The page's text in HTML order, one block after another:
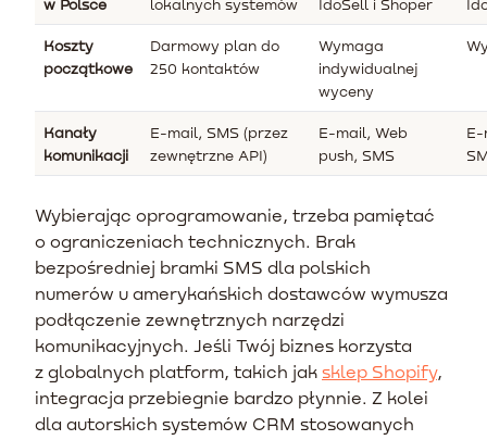
w Polsce
lokalnych systemów
IdoSell i Shoper
Koszty
początkowe
Darmowy plan do
250 kontaktów
Wymaga
indywidualnej
wyceny
Kanały
komunikacji
E-mail, SMS (przez
zewnętrzne API)
E-mail, Web
push, SMS
E-
Wybierając oprogramowanie, trzeba pamiętać
o ograniczeniach technicznych. Brak
bezpośredniej bramki SMS dla polskich
numerów u amerykańskich dostawców wymusza
podłączenie zewnętrznych narzędzi
komunikacyjnych. Jeśli Twój biznes korzysta
z globalnych platform, takich jak sklep Shopify,
integracja przebiegnie bardzo płynnie. Z kolei
dla autorskich systemów CRM stosowanych